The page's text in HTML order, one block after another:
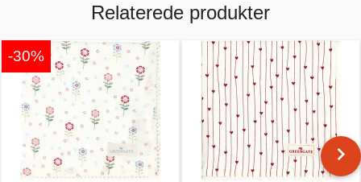
Relaterede produkter
-30%